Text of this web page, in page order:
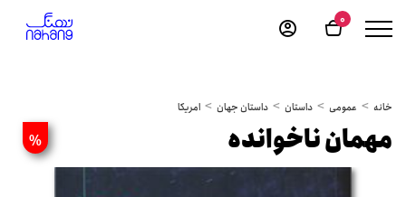
0
خانه عمومی داستان داستان جهان امریکا
% مهمان ناخوانده